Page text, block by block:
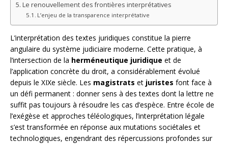
Le renouvellement des frontières interprétatives
L’enjeu de la transparence interprétative
L’interprétation des textes juridiques constitue la pierre
angulaire du système judiciaire moderne. Cette pratique, à
l’intersection de la herméneutique juridique et de
l’application concrète du droit, a considérablement évolué
depuis le XIXe siècle. Les magistrats et juristes font face à
un défi permanent : donner sens à des textes dont la lettre ne
suffit pas toujours à résoudre les cas d’espèce. Entre école de
l’exégèse et approches téléologiques, l’interprétation légale
s’est transformée en réponse aux mutations sociétales et
technologiques, engendrant des répercussions profondes sur